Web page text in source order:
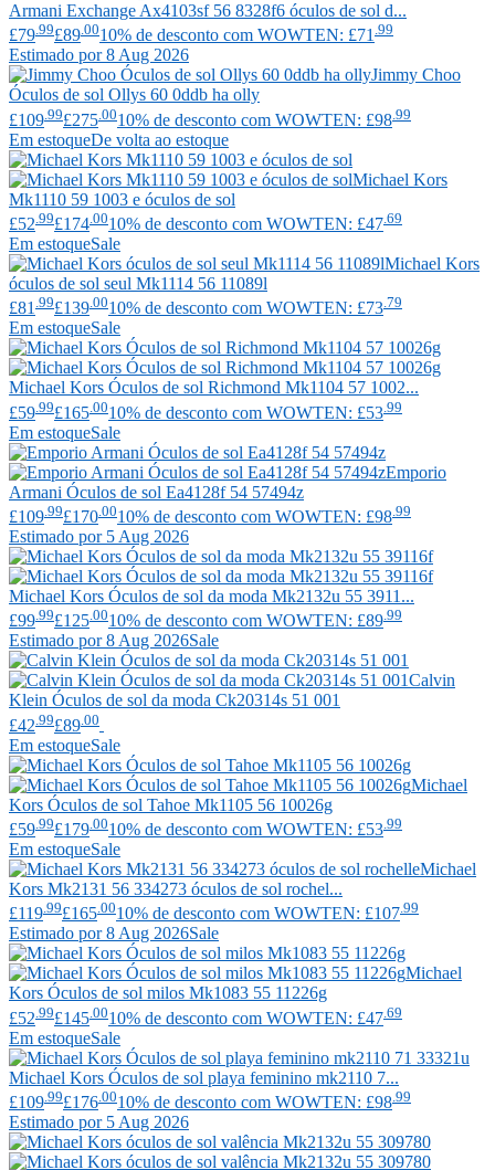
Armani Exchange Ax4103sf 56 8328f6 óculos de sol d...
£79.99£89.0010% de desconto com WOWTEN: £71 .99
Estimado por 8 Aug 2026
Jimmy Choo
Óculos de sol Ollys 60 0ddb ha olly
£109 .99£275 .0010% de desconto com WOWTEN: £98 .99
Em estoqueDe volta ao estoque
Michael Kors
Mk1110 59 1003 e óculos de sol
£52 .99£174 .0010% de desconto com WOWTEN: £47 .69
Em estoqueSale
Michael Kors
óculos de sol seul Mk1114 56 11089l
£81 .99£139.0010% de desconto com WOWTEN: £73.79
Em estoqueSale
Michael Kors Óculos de sol Richmond Mk1104 57 1002...
£59 .99£165 .0010% de desconto com WOWTEN: £53 .99
Em estoqueSale
Emporio
Armani Óculos de sol Ea4128f 54 57494z
£109 .99£170 .0010% de desconto com WOWTEN: £98 .99
Estimado por 5 Aug 2026
Michael Kors Óculos de sol da moda Mk2132u 55 3911...
£99.99£125.0010% de desconto com WOWTEN: £89.99
Estimado por 8 Aug 2026Sale
Calvin
Klein Óculos de sol da moda Ck20314s 51 001
£42 .99£89 .00
Em estoqueSale
Michael
Kors Óculos de sol Tahoe Mk1105 56 10026g
£59 .99£179 .0010% de desconto com WOWTEN: £53 .99
Em estoqueSale
Michael
Kors Mk2131 56 334273 óculos de sol rochel...
£119.99£165.0010% de desconto com WOWTEN: £107.99
Estimado por 8 Aug 2026Sale
Michael
Kors Óculos de sol milos Mk1083 55 11226g
£52 .99£145 .0010% de desconto com WOWTEN: £47 .69
Em estoqueSale
Michael Kors Óculos de sol playa feminino mk2110 7...
£109 .99£176 .0010% de desconto com WOWTEN: £98 .99
Estimado por 5 Aug 2026